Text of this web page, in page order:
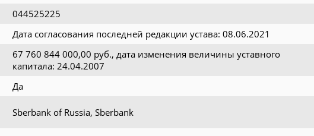
044525225
Дата согласования последней редакции устава: 08.06.2021
67 760 844 000,00 руб., дата изменения величины уставного
капитала: 24.04.2007
Да
Sberbank of Russia, Sberbank